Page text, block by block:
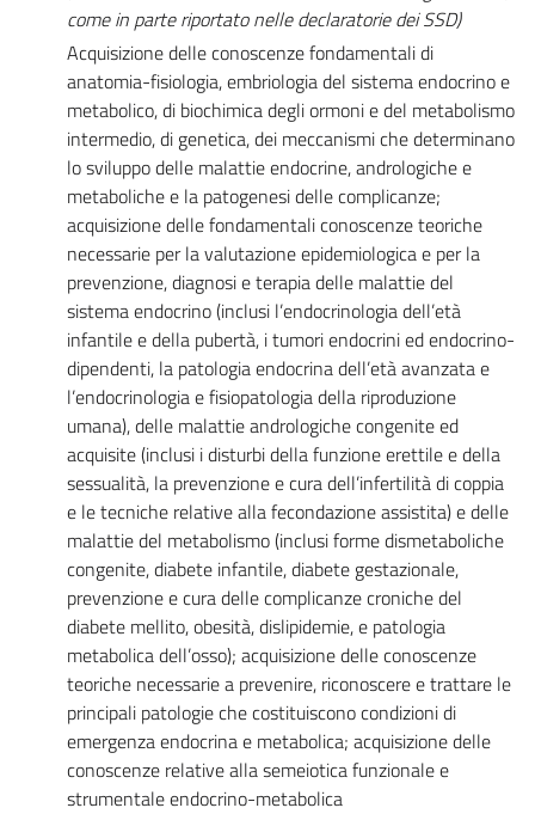
come in parte riportato nelle declaratorie dei SSD)
Acquisizione delle conoscenze fondamentali di
anatomia-fisiologia, embriologia del sistema endocrino e
metabolico, di biochimica degli ormoni e del metabolismo
intermedio, di genetica, dei meccanismi che determinano
lo sviluppo delle malattie endocrine, andrologiche e
metaboliche e la patogenesi delle complicanze;
acquisizione delle fondamentali conoscenze teoriche
necessarie per la valutazione epidemiologica e per la
prevenzione, diagnosi e terapia delle malattie del
sistema endocrino (inclusi l’endocrinologia dell’età
infantile e della pubertà, i tumori endocrini ed endocrino-
dipendenti, la patologia endocrina dell’età avanzata e
l’endocrinologia e fisiopatologia della riproduzione
umana), delle malattie andrologiche congenite ed
acquisite (inclusi i disturbi della funzione erettile e della
sessualità, la prevenzione e cura dell’infertilità di coppia
e le tecniche relative alla fecondazione assistita) e delle
malattie del metabolismo (inclusi forme dismetaboliche
congenite, diabete infantile, diabete gestazionale,
prevenzione e cura delle complicanze croniche del
diabete mellito, obesità, dislipidemie, e patologia
metabolica dell’osso); acquisizione delle conoscenze
teoriche necessarie a prevenire, riconoscere e trattare le
principali patologie che costituiscono condizioni di
emergenza endocrina e metabolica; acquisizione delle
conoscenze relative alla semeiotica funzionale e
strumentale endocrino-metabolica